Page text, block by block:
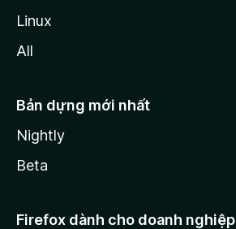
Linux
All
Bản dựng mới nhất
Nightly
Beta
Firefox dành cho doanh nghiệp